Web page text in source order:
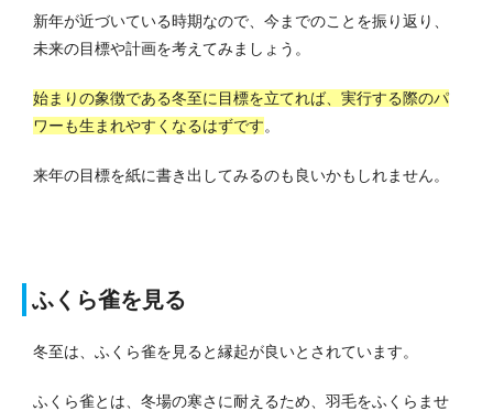
新年が近づいている時期なので、今までのことを振り返り、
未来の目標や計画を考えてみましょう。
始まりの象徴である冬至に目標を立てれば、実行する際のパ
ワーも生まれやすくなるはずです。
来年の目標を紙に書き出してみるのも良いかもしれません。
ふくら雀を見る
冬至は、ふくら雀を見ると縁起が良いとされています。
ふくら雀とは、冬場の寒さに耐えるため、羽毛をふくらませ